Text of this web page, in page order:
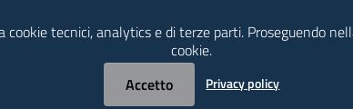
cookie tecnici, analytics e di terze parti. Proseguendo
cookie.
Accetto
Privacy policy